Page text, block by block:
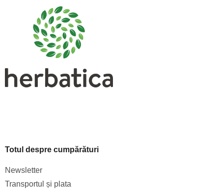
Totul despre cumpărături
Newsletter
Transportul și plata